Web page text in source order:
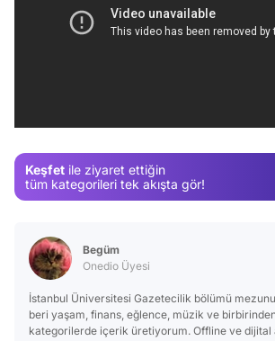
Keşfet ile ziyaret ettiğin
tüm kategorileri tek akışta gör!
Begüm
Onedio Üyesi
İstanbul Üniversitesi Gazetecilik bölümü
beri yaşam, finans, eğlence, müzik ve
kategorilerde içerik üretiyorum. Offline ve